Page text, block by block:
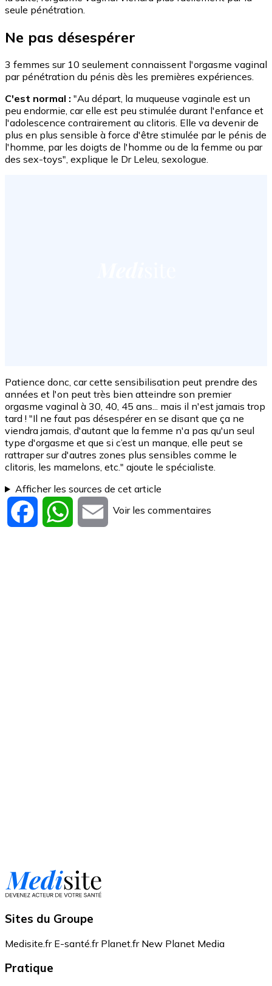
seule pénétration.
Ne pas désespérer
3 femmes sur 10 seulement connaissent l'orgasme vaginal
par pénétration du pénis dès les premières expériences.
C'est normal : "Au départ, la muqueuse vaginale est un
peu endormie, car elle est peu stimulée durant l'enfance et
l'adolescence contrairement au clitoris. Elle va devenir de
plus en plus sensible à force d'être stimulée par le pénis de
l'homme, par les doigts de l'homme ou de la femme ou par
des sex-toys", explique le Dr Leleu, sexologue.
Patience donc, car cette sensibilisation peut prendre des
années et l'on peut très bien atteindre son premier
orgasme vaginal à 30, 40, 45 ans... mais il n'est jamais trop
tard ! "Il ne faut pas désespérer en se disant que ça ne
viendra jamais, d'autant que la femme n'a pas qu'un seul
type d'orgasme et que si c’est un manque, elle peut se
rattraper sur d'autres zones plus sensibles comme le
clitoris, les mamelons, etc." ajoute le spécialiste.
Afficher les sources de cet article
Facebook WhatsApp
Email
Voir les commentaires
Sites du Groupe
Medisite.fr E-santé.fr Planet.fr New Planet Media
Pratique